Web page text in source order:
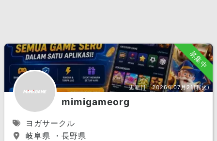
募集中
更新日：2026年07月21日(火)
mimigameorg
ヨガサークル
岐阜県 ・長野県